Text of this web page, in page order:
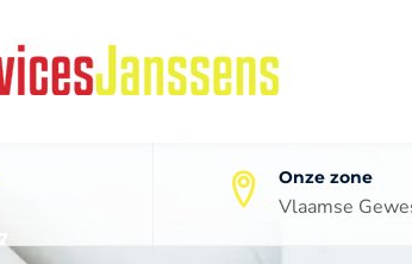
Onze zone
Vlaamse